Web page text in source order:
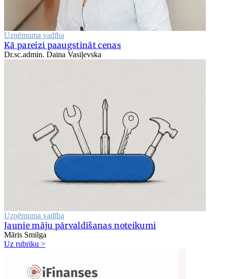
Uzņēmuma vadība
Kā pareizi paaugstināt cenas
Dr.sc.admin. Daina Vasiļevska
Uzņēmuma vadība
Jaunie māju pārvaldīšanas noteikumi
Māris Smilga
Uz rubriku >